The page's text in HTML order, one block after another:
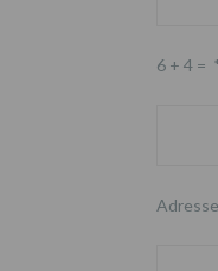
6 + 4 = *